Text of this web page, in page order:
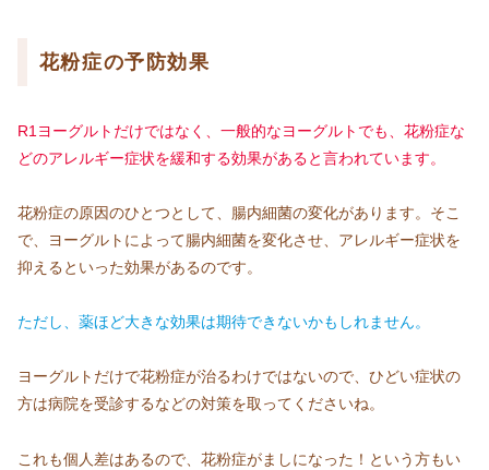
花粉症の予防効果
R1ヨーグルトだけではなく、一般的なヨーグルトでも、花粉症な
どのアレルギー症状を緩和する効果があると言われています。
花粉症の原因のひとつとして、腸内細菌の変化があります。そこ
で、ヨーグルトによって腸内細菌を変化させ、アレルギー症状を
抑えるといった効果があるのです。
ただし、薬ほど大きな効果は期待できないかもしれません。
ヨーグルトだけで花粉症が治るわけではないので、ひどい症状の
方は病院を受診するなどの対策を取ってくださいね。
これも個人差はあるので、花粉症がましになった！という方もい